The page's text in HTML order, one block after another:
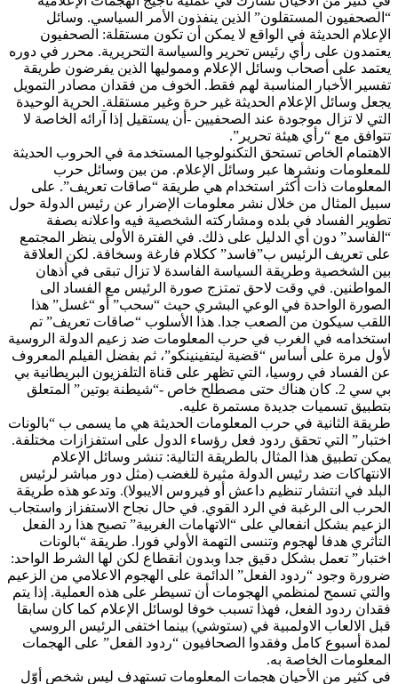
“الصحفيون المستقلون” الذين ينفذون الأمر السياسي. وسائل
الإعلام الحديثة في الواقع لا يمكن أن تكون مستقلة: الصحفيون
يعتمدون على رأي رئيس تحرير والسياسة التحريرية. محرر في دوره
يعتمد على أصحاب وسائل الإعلام ومموليها الذين يفرضون طريقة
تفسير الأخبار المناسبة لهم فقط. الخوف من فقدان مصادر التمويل
يجعل وسائل الإعلام الحديثة غير حرة وغير مستقلة. الحرية الوحيدة
التي لا تزال موجودة عند الصحفيين -أن يستقيل إذا آرائه الخاصة لا
تتوافق مع “رأي هيئة تحرير”.
الاهتمام الخاص تستحق التكنولوجيا المستخدمة في الحروب الحديثة
للمعلومات ونشرها عبر وسائل الإعلام. من بين وسائل حرب
المعلومات ذات أكثر استخدام هي طريقة “صاقات تعريف”. على
سبيل المثال من خلال نشر معلومات الإضرار عن رئيس الدولة حول
تطوير الفساد في بلده ومشاركته الشخصية فيه واعلانه بصفة
“الفاسد” دون أي الدليل على ذلك. في الفترة الأولى ينظر المجتمع
على تعريف الرئيس ب”فاسد” ككلام فارغة وسخافة. لكن العلاقة
بين الشخصية وطريقة السياسة الفاسدة لا تزال تبقى في أذهان
المواطنين. في وقت لاحق تمتزج صورة الرئيس مع الفساد الى
الصورة الواحدة في الوعي البشري حيث “سحب” أو “غسل” هذا
اللقب سيكون من الصعب جدا. هذا الأسلوب “صاقات تعريف” تم
استخدامه في الغرب في حرب المعلومات ضد زعيم الدولة الروسية
لأول مرة على أساس “قضية ليتفينينكو”، ثم بفضل الفيلم المعروف
عن الفساد في روسيا، التي تظهر على قناة التلفزيون البريطانية بي
بي سي 2. كان هناك حتى مصطلح خاص -“شيطنة بوتين” المتعلق
بتطبيق تسميات جديدة مستمرة عليه.
طريقة الثانية في حرب المعلومات الحديثة هي ما يسمى ب “بالونات
اختبار” التي تحقق ردود فعل رؤساء الدول على استفزازات مختلفة.
يمكن تطبيق هذا المثال بالطريقة التالية: تنشر وسائل الإعلام
الانتهاكات ضد رئيس الدولة مثيرة للغضب (مثل دور مباشر لرئيس
البلد في انتشار تنظيم داعش أو فيروس الايبولا). وتدعو هذه طريقة
الحرب الى الرغبة في الرد القوي. في حال نجاح الاستفزاز واستجاب
الزعيم بشكل انفعالي على “الاتهامات الغربية” تصبح هذا رد الفعل
التأثري هدفا لهجوم وتنسى التهمة الأولي فورا. طريقة “بالونات
اختبار” تعمل بشكل دقيق جدا وبدون انقطاع لكن لها الشرط الواحد:
ضرورة وجود “ردود الفعل” الدائمة على الهجوم الاعلامي من الزعيم
والتي تسمح لمنظمي الهجومات أن تسيطر على هذه العملية. إذا يتم
فقدان ردود الفعل، فهذا تسبب خوفا لوسائل الإعلام كما كان سابقا
قبل الالعاب الاولمبية في (ستوشي) بينما اختفى الرئيس الروسي
لمدة أسبوع كامل وفقدوا الصحافيون “ردود الفعل” على الهجمات
المعلومات الخاصة به.
في كثير من الأحيان هجمات المعلومات تستهدف ليس شخص أوّل